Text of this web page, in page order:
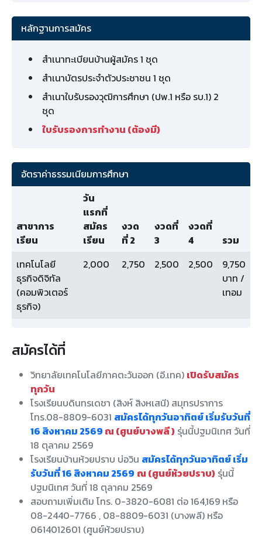
หลักฐานการสมัคร
สำเนาทะเบียนบ้านผู้สมัคร 1 ชุด
สำเนาบัตรประจำตัวประชาชน 1 ชุด
สำเนาใบรับรองวุฒิการศึกษา (ปพ.1 หรือ รบ.1) 2
ชุด
ใบรับรองการทำงาน (ต้องมี)
อัตราค่าธรรมเนียมการศึกษา
สาขาการ
เรียน
วัน
แรกที่
สมัคร
เรียน
งวด
ที่ 2
งวดที่
3
งวดที่
4
รวม
เทคโนโลยี
ธุรกิจดิจิทัล
(คอมพิวเตอร์
ธุรกิจ)
2,000 2,750 2,500 2,500
9,750
บาท /
เทอม
สมัครได้ที่
วิทยาลัยเทคโนโลยีภาคตะวันออก (อี.เทค) เปิดรับสมัคร
ทุกวัน
โรงเรียนบดินทรเดชา (สิงห์ สิงหเสนี) สมุทรปราการ
โทร.08-8809-6031 สมัครได้ทุกวันอาทิตย์ เริ่มรับวันที่
16 สิงหาคม 2569 ณ (ศูนย์บางพลี ) รุ่นนี้ปฐมนิเทศ วันที่
18 ตุลาคม 2569
โรงเรียนบ้านห้วยปราบ บ่อวิน สมัครได้ทุกวันอาทิตย์ เริ่ม
รับวันที่ 16 สิงหาคม 2569 ณ (ศูนย์ห้วยปราบ) รุ่นนี้
ปฐมนิเทศ วันที่ 18 ตุลาคม 2569
สอบถามเพิ่มเติม โทร. 0-3820-6081 ต่อ 164,169 หรือ
08-2440-7766 , 08-8809-6031 (บางพลี) หรือ
0614012601 (ศูนย์ห้วยปราบ)